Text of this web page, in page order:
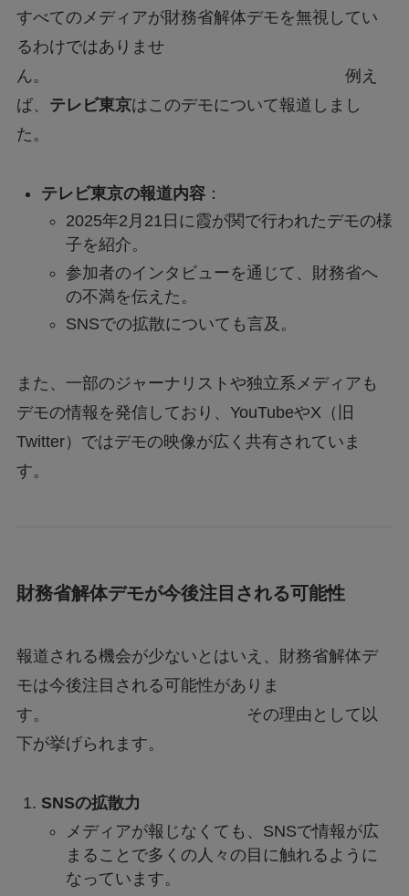
すべてのメディアが財務省解体デモを無視してい
るわけではありませ
ん。 例え
ば、 テレビ東京はこのデモについて報道しまし
た。
テレビ東京の報道内容：
2025年2月21日に霞が関で行われたデモの様
子を紹介。
参加者のインタビューを通じて、財務省へ
の不満を伝えた。
SNSでの拡散についても言及。
また、一部のジャーナリストや独立系メディアも
デモの情報を発信しており、YouTubeやX（旧
Twitter）ではデモの映像が広く共有されていま
す。
財務省解体デモが今後注目される可能性
報道される機会が少ないとはいえ、財務省解体デ
モは今後注目される可能性がありま
す。 その理由として以
下が挙げられます。
SNSの拡散力
メディアが報じなくても、SNSで情報が広
まることで多くの人々の目に触れるように
なっています。